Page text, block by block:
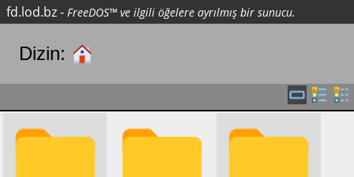
fd.lod.bz- FreeDOS™ ve ilgili öğelere ayrılmış bir sunucu.
Dizin: